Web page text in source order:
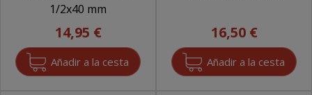
1/2x40 mm
14,95 € 16,50 €